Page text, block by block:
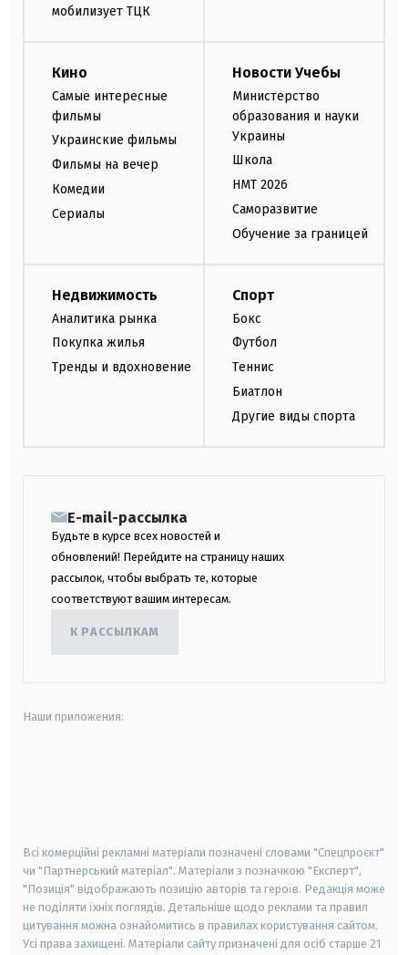
мобилизует ТЦК
Кино
Самые интересные
фильмы
Украинские фильмы
Фильмы на вечер
Комедии
Сериалы
Новости Учебы
Министерство
образования и науки
Украины
Школа
НМТ 2026
Саморазвитие
Обучение за границей
Недвижимость
Аналитика рынка
Покупка жилья
Тренды и вдохновение
Спорт
Бокс
Футбол
Теннис
Биатлон
Другие виды спорта
E-mail-рассылка
Будьте в курсе всех новостей и
обновлений! Перейдите на страницу наших
рассылок, чтобы выбрать те, которые
соответствуют вашим интересам.
К РАССЫЛКАМ
Наши приложения:
Всі комерційні рекламні матеріали позначені словами "Спецпроєкт"
чи "Партнерський матеріал". Матеріали з позначкою "Експерт",
"Позиція" відображають позицію авторів та героїв. Редакція може
не поділяти їхніх поглядів. Детальніше щодо реклами та правил
цитування можна ознайомитись в правилах користування сайтом.
Усі права захищені. Матеріали сайту призначені для осіб старше 21